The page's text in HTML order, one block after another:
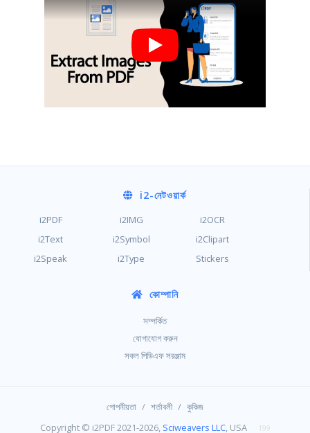
i2-নেটওয়ার্ক
i2PDF i2IMG
i2OCR
i2Text
i2Symbol
i2Clipart
i2Speak
i2Type Stickers
কোম্পানি
সম্পর্কিত
যোগাযোগ করুন
সকল পিডিএফ সরঞ্জাম
গোপনীয়তা / শর্তাবলী / কুকিজ
Copyright © i2PDF 2021-2026, Sciweavers LLC, USA 199